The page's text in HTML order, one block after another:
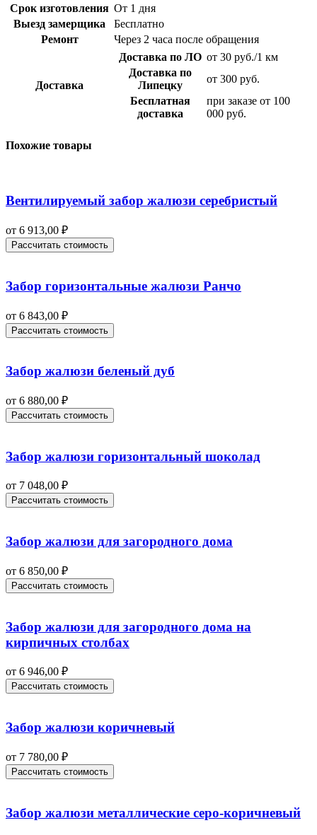
Срок изготовления От 1 дня
Выезд замерщика
Бесплатно
Ремонт
Через 2 часа после обращения
Доставка
Доставка по ЛО от 30 руб./1 км
Доставка по
Липецку
от 300 руб.
Бесплатная
доставка
при заказе от 100
000 руб.
Похожие товары
Вентилируемый забор жалюзи серебристый
от 6 913,00 ₽
Рассчитать стоимость
Забор горизонтальные жалюзи Ранчо
от 6 843,00 ₽
Рассчитать стоимость
Забор жалюзи беленый дуб
от 6 880,00 ₽
Рассчитать стоимость
Забор жалюзи горизонтальный шоколад
от 7 048,00 ₽
Рассчитать стоимость
Забор жалюзи для загородного дома
от 6 850,00 ₽
Рассчитать стоимость
Забор жалюзи для загородного дома на
кирпичных столбах
от 6 946,00 ₽
Рассчитать стоимость
Забор жалюзи коричневый
от 7 780,00 ₽
Рассчитать стоимость
Забор жалюзи металлические серо-коричневый